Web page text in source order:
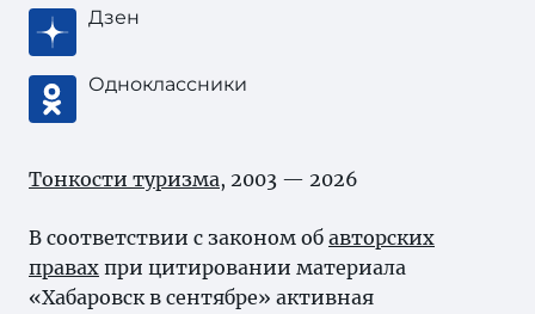
Дзен
Одноклассники
Тонкости туризма, 2003 — 2026
В соответствии с законом об авторских
правах при цитировании материала
«Хабаровск в сентябре» активная